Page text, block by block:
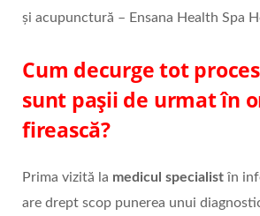
și acupunctură – Ensana Health Spa
Cum decurge tot
sunt pașii de urmat în
firească?
Prima vizită la medicul specialist în
are drept scop punerea unui